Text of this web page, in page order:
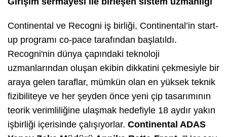
Continental ve Recogni iş birliği, Continental’in start-
up programı co-pace tarafından başlatıldı.
Recogni'nin dünya çapındaki teknoloji
uzmanlarından oluşan ekibin dikkatini çekmesiyle bir
araya gelen taraflar, mümkün olan en yüksek teknik
fizibiliteye ve her şeyden önce yeni çip tasarımının
teorik verimliliğine ulaşmak hedefiyle 18 aydır yakın
işbirliği içerisinde çalışıyorlar. Continental ADAS